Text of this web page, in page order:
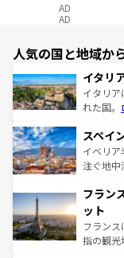
AD
AD
人気の国と地域か
イタリ
イタリ
れた国。
ろん、ト
景など
ピザやパ
ませてく
なお、新
しい。
スペイ
イベリ
注ぐ地中
文化が根
れる闘牛
る。首
アートに
フラン
ット
フラン
指の観光